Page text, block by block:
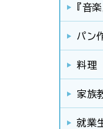
『音
パン
料理
家族
就業